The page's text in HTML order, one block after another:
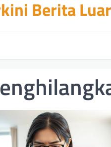
Berita